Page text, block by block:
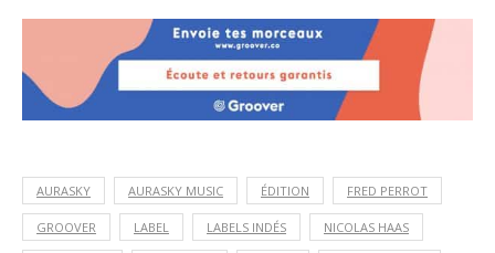
AURASKY AURASKY MUSIC ÉDITION FRED PERROT
GROOVER LABEL LABELS INDÉS NICOLAS HAAS